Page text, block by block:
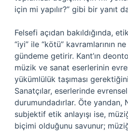
için mi yapılır?” gibi bir yanıt
Felsefi açıdan bakıldığında,
“iyi” ile “kötü” kavramlarının
gündeme getirir. Kant’ın
müzik ve sanat eserlerinin
yükümlülük taşıması
Sanatçılar, eserlerinde
durumundadırlar. Öte yandan,
subjektif etik anlayışı ise,
biçimi olduğunu savunur;